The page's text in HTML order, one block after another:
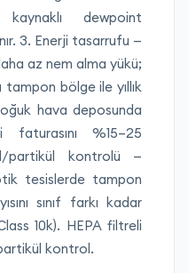
dewpoint
3. Enerji tasarrufu —
az nem alma yükü;
bölge ile yıllık
hava deposunda
%15–25
partikül kontrolü —
tesislerde tampon
sınıf farkı kadar
10k). HEPA filtreli
kontrol.